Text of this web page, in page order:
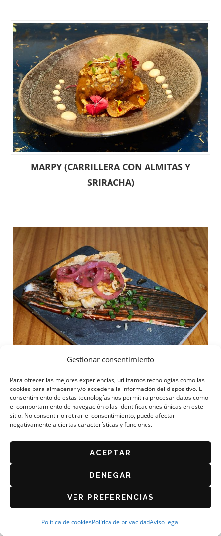
Gestionar consentimiento
Para ofrecer las mejores experiencias, utilizamos tecnologías como las
cookies para almacenar y/o acceder a la información del dispositivo. El
consentimiento de estas tecnologías nos permitirá procesar datos como
el comportamiento de navegación o las identificaciones únicas en este
sitio. No consentir o retirar el consentimiento, puede afectar
negativamente a ciertas características y funciones.
ACEPTAR
DENEGAR
VER PREFERENCIAS
Política de cookiesPolítica de privacidadAviso legal
MARPY (CARRILLERA CON ALMITAS Y
SRIRACHA)